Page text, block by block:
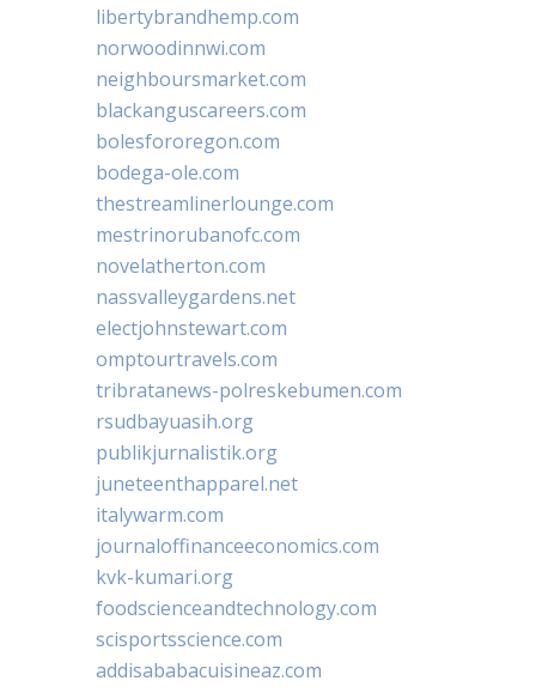
libertybrandhemp.com
norwoodinnwi.com
neighboursmarket.com
blackanguscareers.com
bolesfororegon.com
bodega-ole.com
thestreamlinerlounge.com
mestrinorubanofc.com
novelatherton.com
nassvalleygardens.net
electjohnstewart.com
omptourtravels.com
tribratanews-polreskebumen.com
rsudbayuasih.org
publikjurnalistik.org
juneteenthapparel.net
italywarm.com
journaloffinanceeconomics.com
kvk-kumari.org
foodscienceandtechnology.com
scisportsscience.com
addisababacuisineaz.com